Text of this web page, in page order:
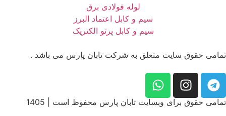
لوله فولادی برق
سیم و کابل اعتماد البرز
سیم و کابل پرتو الکتریک
تمامی حقوق سایت متعلق به شرکت تابان پارس می باشد .
تمامی حقوق برای وبسایت تابان پارس محفوظ است | 1405